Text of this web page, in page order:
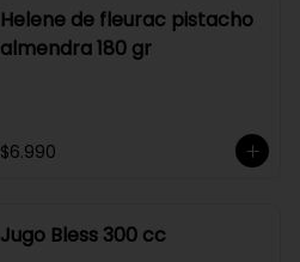
Helene de fleurac pistacho
almendra 180 gr
$6.990
Jugo Bless 300 cc